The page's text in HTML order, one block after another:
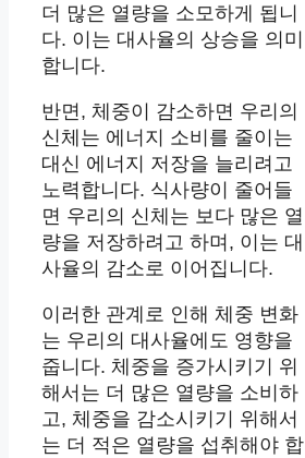
더 많은 열량을 소모하게 됩니
다. 이는 대사율의 상승을 의미
합니다.
반면, 체중이 감소하면 우리의
신체는 에너지 소비를 줄이는
대신 에너지 저장을 늘리려고
노력합니다. 식사량이 줄어들
면 우리의 신체는 보다 많은 열
량을 저장하려고 하며, 이는 대
사율의 감소로 이어집니다.
이러한 관계로 인해 체중 변화
는 우리의 대사율에도 영향을
줍니다. 체중을 증가시키기 위
해서는 더 많은 열량을 소비하
고, 체중을 감소시키기 위해서
는 더 적은 열량을 섭취해야 합